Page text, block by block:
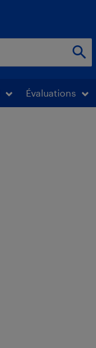
Évaluations